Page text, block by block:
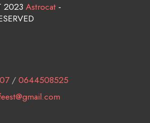
2023 Astrocat -
/0644508525